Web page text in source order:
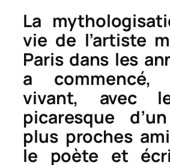
La
vie de l’artiste
Paris dans les
a
vivant, avec
picaresque
plus proches
le poète et